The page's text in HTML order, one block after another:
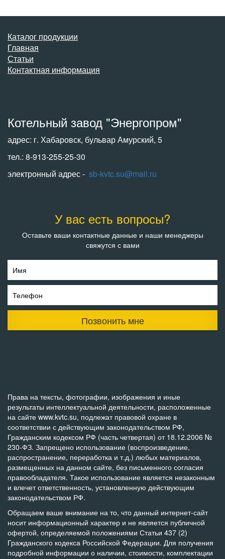
Каталог продукции
Главная
Статьи
Контактная информация
Котельный завод "Энергопром"
адрес: г. Хабаровск, бульвар Амурский, 5
тел.: 8-913-255-25-30
электронный адрес - sb-kvtc.su@mail.ru
У вас есть вопросы?
Оставьте ваши контактные данные и наши менеджеры
свяжутся с вами
Имя
Телефон
Позвонить мне
Права на тексты, фотографии, изображения и иные
результаты интеллектуальной деятельности, расположенные
на сайте www.kvtc.su, подлежат правовой охране в
соответствии с действующим законодательством РФ,
Гражданским кодексом РФ (часть четвертая) от 18.12.2006 №
230-ФЗ. Запрещено использование (воспроизведение,
распространение, переработка и т.д.) любых материалов,
размещенных на данном сайте, без письменного согласия
правообладателя. Такое использование является незаконным
и влечет ответственность, установленную действующим
законодательством РФ.
Обращаем ваше внимание на то, что данный интернет-сайт
носит информационный характер и не является публичной
офертой, определяемой положениями Статьи 437 (2)
Гражданского кодекса Российской Федерации. Для получения
подробной информации о наличии, стоимости, комплектации